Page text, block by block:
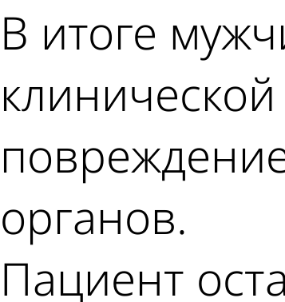
В итоге
органов.
Пациент